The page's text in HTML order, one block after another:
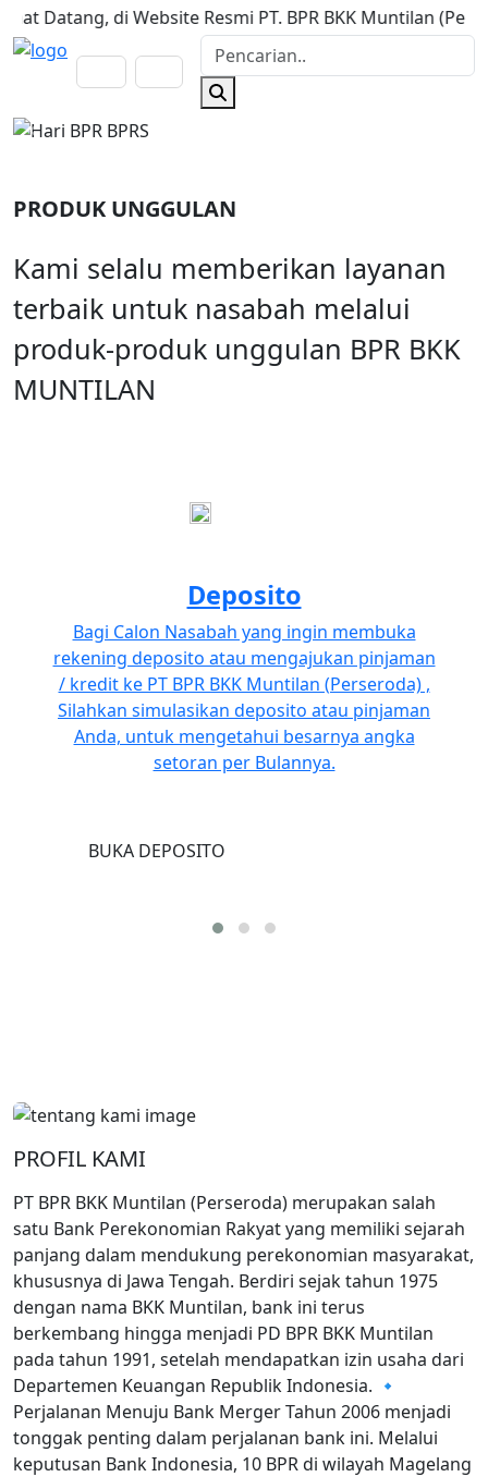
Datang, di Website Resmi PT. BPR BKK Muntilan
Previous
PRODUK UNGGULAN
Kami selalu memberikan layanan
terbaik untuk nasabah melalui
produk-produk unggulan BPR BKK
MUNTILAN
Deposito
Bagi Calon Nasabah yang ingin membuka
rekening deposito atau mengajukan pinjaman
/ kredit ke PT BPR BKK Muntilan (Perseroda) ,
Silahkan simulasikan deposito atau pinjaman
Anda, untuk mengetahui besarnya angka
setoran per Bulannya.
BUKA DEPOSITO
PROFIL KAMI
PT BPR BKK Muntilan (Perseroda) merupakan salah
satu Bank Perekonomian Rakyat yang memiliki sejarah
panjang dalam mendukung perekonomian masyarakat,
khususnya di Jawa Tengah. Berdiri sejak tahun 1975
dengan nama BKK Muntilan, bank ini terus
berkembang hingga menjadi PD BPR BKK Muntilan
pada tahun 1991, setelah mendapatkan izin usaha dari
Departemen Keuangan Republik Indonesia. 🔹
Perjalanan Menuju Bank Merger Tahun 2006 menjadi
tonggak penting dalam perjalanan bank ini. Melalui
keputusan Bank Indonesia, 10 BPR di wilayah Magelang